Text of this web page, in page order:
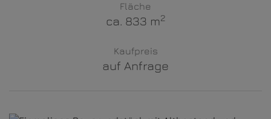
Fläche
ca. 833 m2
Kaufpreis
auf Anfrage